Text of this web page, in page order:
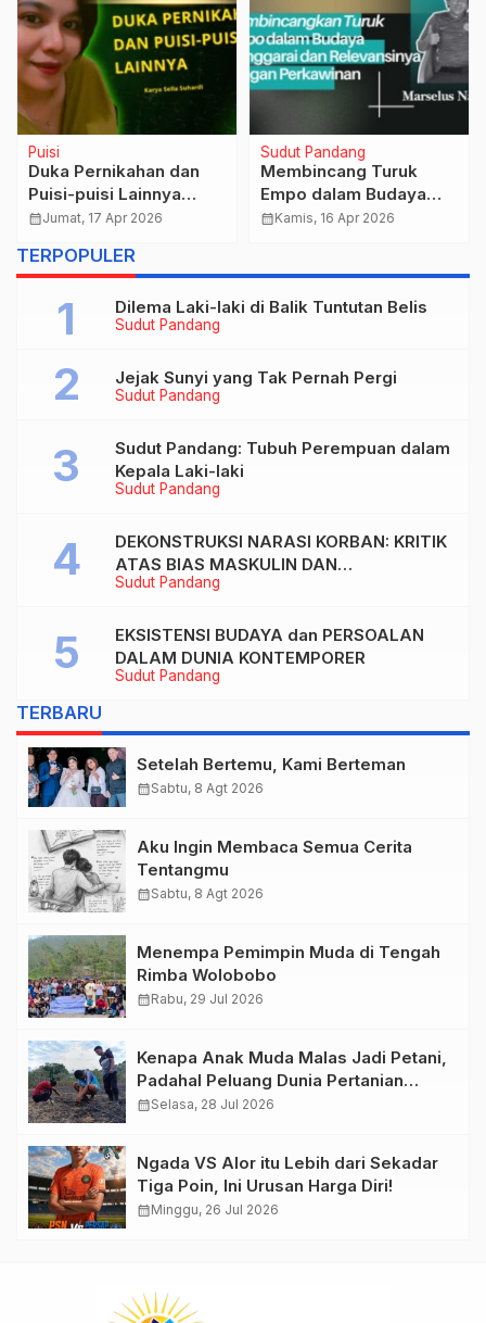
Puisi
Duka Pernikahan dan
Puisi-puisi Lainnya
Karya Sella Suhardi
calendar_monthJumat, 17 Apr 2026
Sudut Pandang
Membincang Turuk
Empo dalam Budaya
Manggarai dan
calendar_monthKamis, 16 Apr 2026
TERPOPULER
Sudut Pandang
Dilema Laki-laki di Balik Tuntutan Belis
Sudut Pandang
Jejak Sunyi yang Tak Pernah Pergi
Sudut Pandang
Sudut Pandang: Tubuh Perempuan dalam
Kepala Laki-laki
Sudut Pandang
DEKONSTRUKSI NARASI KORBAN: KRITIK
ATAS BIAS MASKULIN DAN
OBJEKTIVIKASI PEREMPUAN DALAM
TUNTUTAN BELIS” KARYA AGUSTINUS
S. SASMITA
Sudut Pandang
EKSISTENSI BUDAYA dan PERSOALAN
DALAM DUNIA KONTEMPORER
TERBARU
Setelah Bertemu, Kami Berteman
calendar_monthSabtu, 8 Agt 2026
Aku Ingin Membaca Semua Cerita
Tentangmu
calendar_monthSabtu, 8 Agt 2026
Menempa Pemimpin Muda di Tengah
Rimba Wolobobo
calendar_monthRabu, 29 Jul 2026
Kenapa Anak Muda Malas Jadi Petani,
Padahal Peluang Dunia Pertanian
Menjanjikan?
calendar_monthSelasa, 28 Jul 2026
Ngada VS Alor itu Lebih dari Sekadar
Tiga Poin, Ini Urusan Harga Diri!
calendar_monthMinggu, 26 Jul 2026